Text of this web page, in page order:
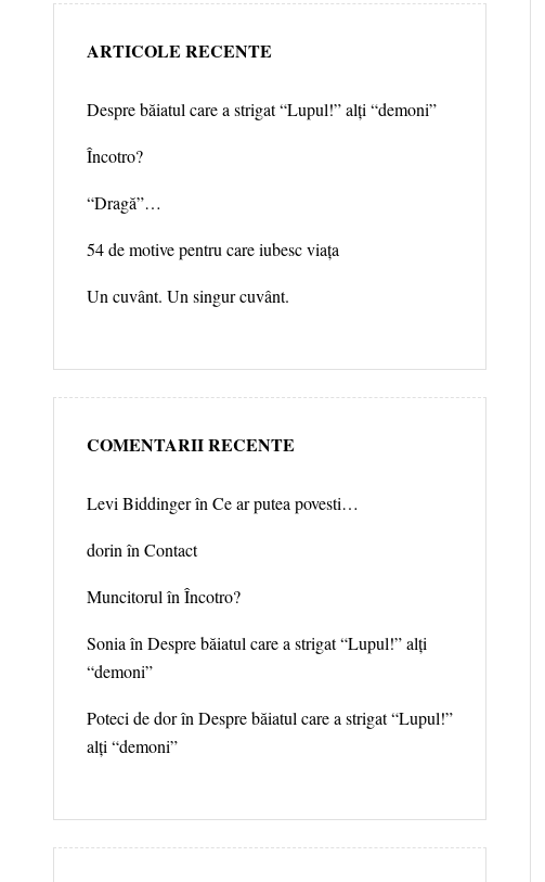
ARTICOLE RECENTE
Despre băiatul care a strigat “Lupul!” alți “demoni”
Încotro?
“Dragă”…
54 de motive pentru care iubesc viața
Un cuvânt. Un singur cuvânt.
COMENTARII RECENTE
Levi BiddingerînCe ar putea povesti…
dorin înContact
MuncitorulînÎncotro?
Sonia înDespre băiatul care a strigat “Lupul!” alți
“demoni”
Poteci de dor înDespre băiatul care a strigat “Lupul!”
alți “demoni”